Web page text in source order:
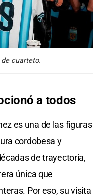
cuarteto.
a todos
es una de las figuras
cordobesa y
de trayectoria,
única que
Por eso, su visita